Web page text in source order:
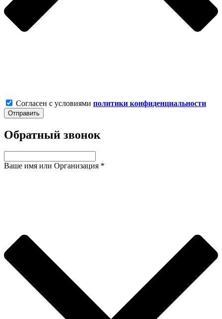
Согласен с условиями политики конфиденциальности
Обратный звонок
Ваше имя или Организация *